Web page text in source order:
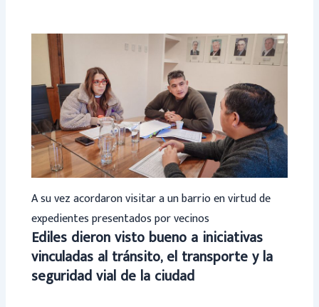
A su vez acordaron visitar a un barrio en virtud de
expedientes presentados por vecinos
Ediles dieron visto bueno a iniciativas
vinculadas al tránsito, el transporte y la
seguridad vial de la ciudad